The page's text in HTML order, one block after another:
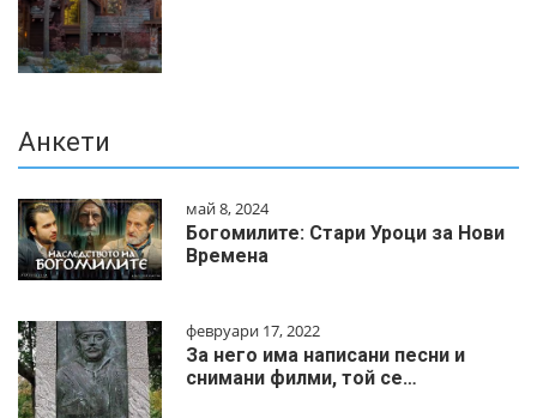
Анкети
май 8, 2024
Богомилите: Стари Уроци за Нови
Времена
февруари 17, 2022
За него има написани песни и
снимани филми, той се…